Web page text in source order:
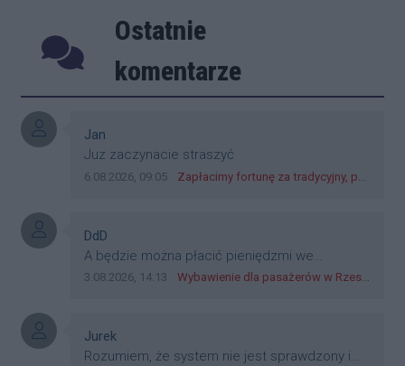
Ostatnie
komentarze
Autor komentarza:
Jan
Treść komentarza:
Juz zaczynacie straszyć
Data dodania komentarza:
6.08.2026, 09:05 Źródło komentarza:
Zapłacimy fortunę za tradycyjny, polski obiad?! Ceny ziemniaków w skupach skoczyły o 265 procent!
Autor komentarza:
DdD
Treść komentarza:
A będzie można płacić pieniędzmi we
wszystkich? Bo banknoty emitowane przez
plastik czy inne bliki. Zakrawa na
dyskryminację.
Data dodania komentarza:
3.08.2026, 14:13 Źródło komentarza:
Wybawienie dla pasażerów w Rzeszowie? W mieście ruszyły testy nowego rozwiązania
Autor komentarza:
Jurek
Treść komentarza:
Rozumiem, że system nie jest sprawdzony i